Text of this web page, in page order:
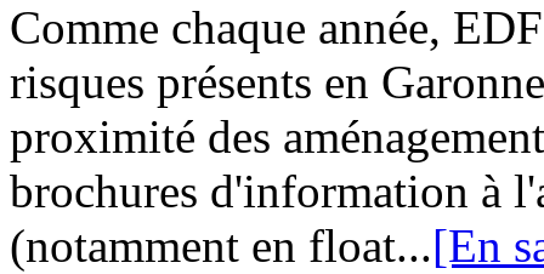
Comme chaque année,
risques présents en
proximité des
brochures d'information à
(notamment en float...[En